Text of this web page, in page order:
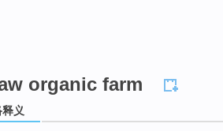
organic farm
释义